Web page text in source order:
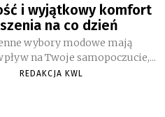
i wyjątkowy komfort
na co dzień
wybory modowe mają
na Twoje samopoczucie,...
REDAKCJA KWL